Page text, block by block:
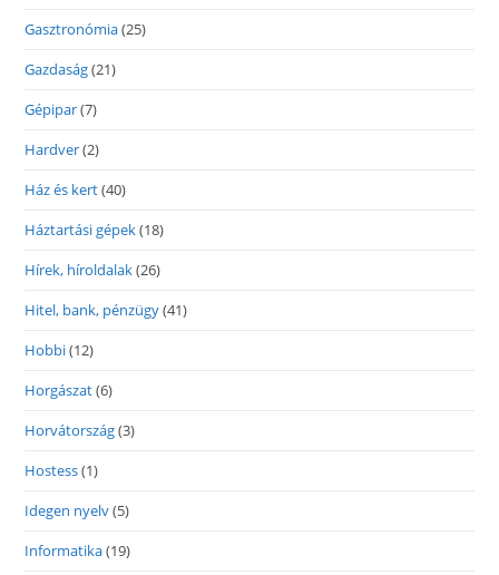
Gasztronómia(25)
Gazdaság(21)
Gépipar(7)
Hardver(2)
Ház és kert(40)
Háztartási gépek(18)
Hírek, híroldalak(26)
Hitel, bank, pénzügy(41)
Hobbi(12)
Horgászat(6)
Horvátország(3)
Hostess(1)
Idegen nyelv(5)
Informatika(19)